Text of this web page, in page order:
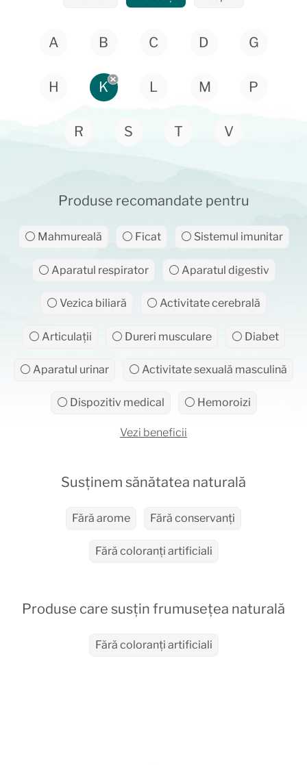
A B C D G
H K L M P
R S T V
Produse recomandate pentru
⚪ Mahmureală ⚪ Ficat ⚪ Sistemul imunitar
⚪ Aparatul respirator ⚪ Aparatul digestiv
⚪ Vezica biliară ⚪ Activitate cerebrală
⚪ Articulații ⚪ Dureri musculare ⚪ Diabet
⚪ Aparatul urinar ⚪ Activitate sexuală masculină
⚪ Dispozitiv medical ⚪ Hemoroizi
Vezi beneficii
Susținem sănătatea naturală
Fără arome Fără conservanți
Fără coloranți artificiali
Produse care susțin frumusețea naturală
Fără coloranți artificiali